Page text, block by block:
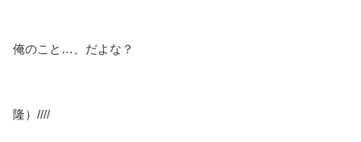
俺のこと…、だよな？
隆）////